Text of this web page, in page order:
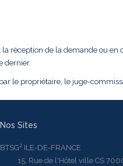
réception de la demande ou
dernier.
le propriétaire, le juge-
Nos Sites
BTSG² ILE-DE-FRANCE
15, Rue de l'Hôtel ville CS